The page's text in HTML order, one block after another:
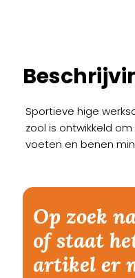
Sportieve hige
zool is ontwikkeld
voeten en benen
Op zoek
of staat
artikel er